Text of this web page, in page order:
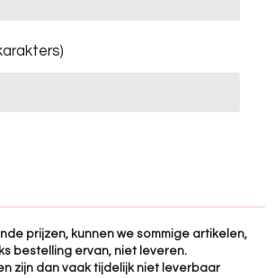
prijzen, kunnen we sommige artikelen,
bestelling ervan, niet leveren.
zijn dan vaak tijdelijk niet leverbaar